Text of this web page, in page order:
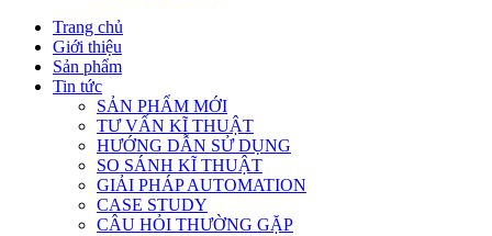
Trang chủ
Giới thiệu
Sản phẩm
Tin tức
SẢN PHẨM MỚI
TƯ VẤN KĨ THUẬT
HƯỚNG DẪN SỬ DỤNG
SO SÁNH KĨ THUẬT
GIẢI PHÁP AUTOMATION
CASE STUDY
CÂU HỎI THƯỜNG GẶP